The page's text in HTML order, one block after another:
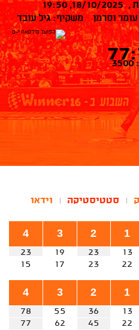
19:50
עומר וסרמן משקיף: גיל עובד
סטטיסטיקה וידאו
1
2
3
4
13
23
19
23
22
23
17
15
1
2
3
4
13
36
55
78
22
45
62
77